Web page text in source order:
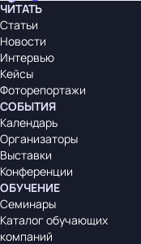
ЧИТАТЬ
Статьи
Новости
Интервью
Кейсы
Фоторепортажи
СОБЫТИЯ
Календарь
Организаторы
Выставки
Конференции
ОБУЧЕНИЕ
Семинары
Каталог обучающих
компаний